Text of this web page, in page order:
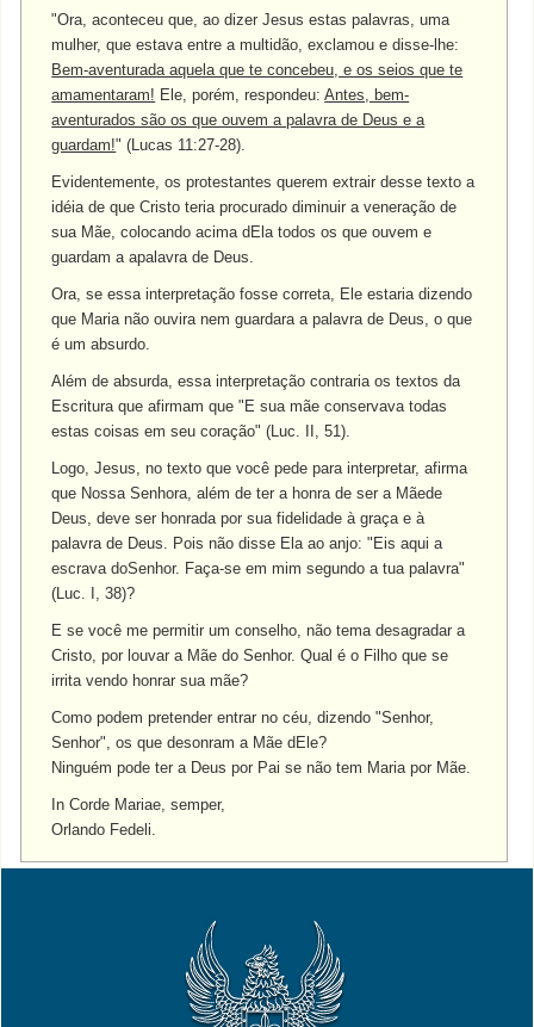
"Ora, aconteceu que, ao dizer Jesus estas palavras, uma
mulher, que estava entre a multidão, exclamou e disse-lhe:
Bem-aventurada aquela que te concebeu, e os seios que te
amamentaram! Ele, porém, respondeu:Antes, bem-
aventurados são os que ouvem a palavra de Deus e a
guardam!" (Lucas 11:27-28).
Evidentemente, os protestantes querem extrair desse texto a
idéia de que Cristo teria procurado diminuir a veneração de
sua Mãe, colocando acima dEla todos os que ouvem e
guardam a apalavra de Deus.
Ora, se essa interpretação fosse correta, Ele estaria dizendo
que Maria não ouvira nem guardara a palavra de Deus, o que
é um absurdo.
Além de absurda, essa interpretação contraria os textos da
Escritura que afirmam que "E sua mãe conservava todas
estas coisas em seu coração" (Luc. II, 51).
Logo, Jesus, no texto que você pede para interpretar, afirma
que Nossa Senhora, além de ter a honra de ser a Mãede
Deus, deve ser honrada por sua fidelidade à graça e à
palavra de Deus. Pois não disse Ela ao anjo: "Eis aqui a
escrava doSenhor. Faça-se em mim segundo a tua palavra"
(Luc. I, 38)?
E se você me permitir um conselho, não tema desagradar a
Cristo, por louvar a Mãe do Senhor. Qual é o Filho que se
irrita vendo honrar sua mãe?
Como podem pretender entrar no céu, dizendo "Senhor,
Senhor", os que desonram a Mãe dEle?
Ninguém pode ter a Deus por Pai se não tem Maria por Mãe.
In Corde Mariae, semper,
Orlando Fedeli.